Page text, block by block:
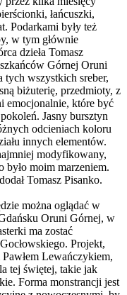
łańcuszki,
Podarkami były też
w tym głównie
dzieła Tomasz
Górnej Oruni
tych wszystkich sreber,
biżuterię, przedmioty, z
emocjonalnie, które być
Jasny bursztyn
odcieniach koloru
innych elementów.
modyfikowany,
było moim marzeniem.
Tomasz Pisanko.
można oglądać w
Oruni Górnej, w
ma zostać
Projekt,
Lewańczykiem,
tej świętej, takie jak
Forma monstrancji jest